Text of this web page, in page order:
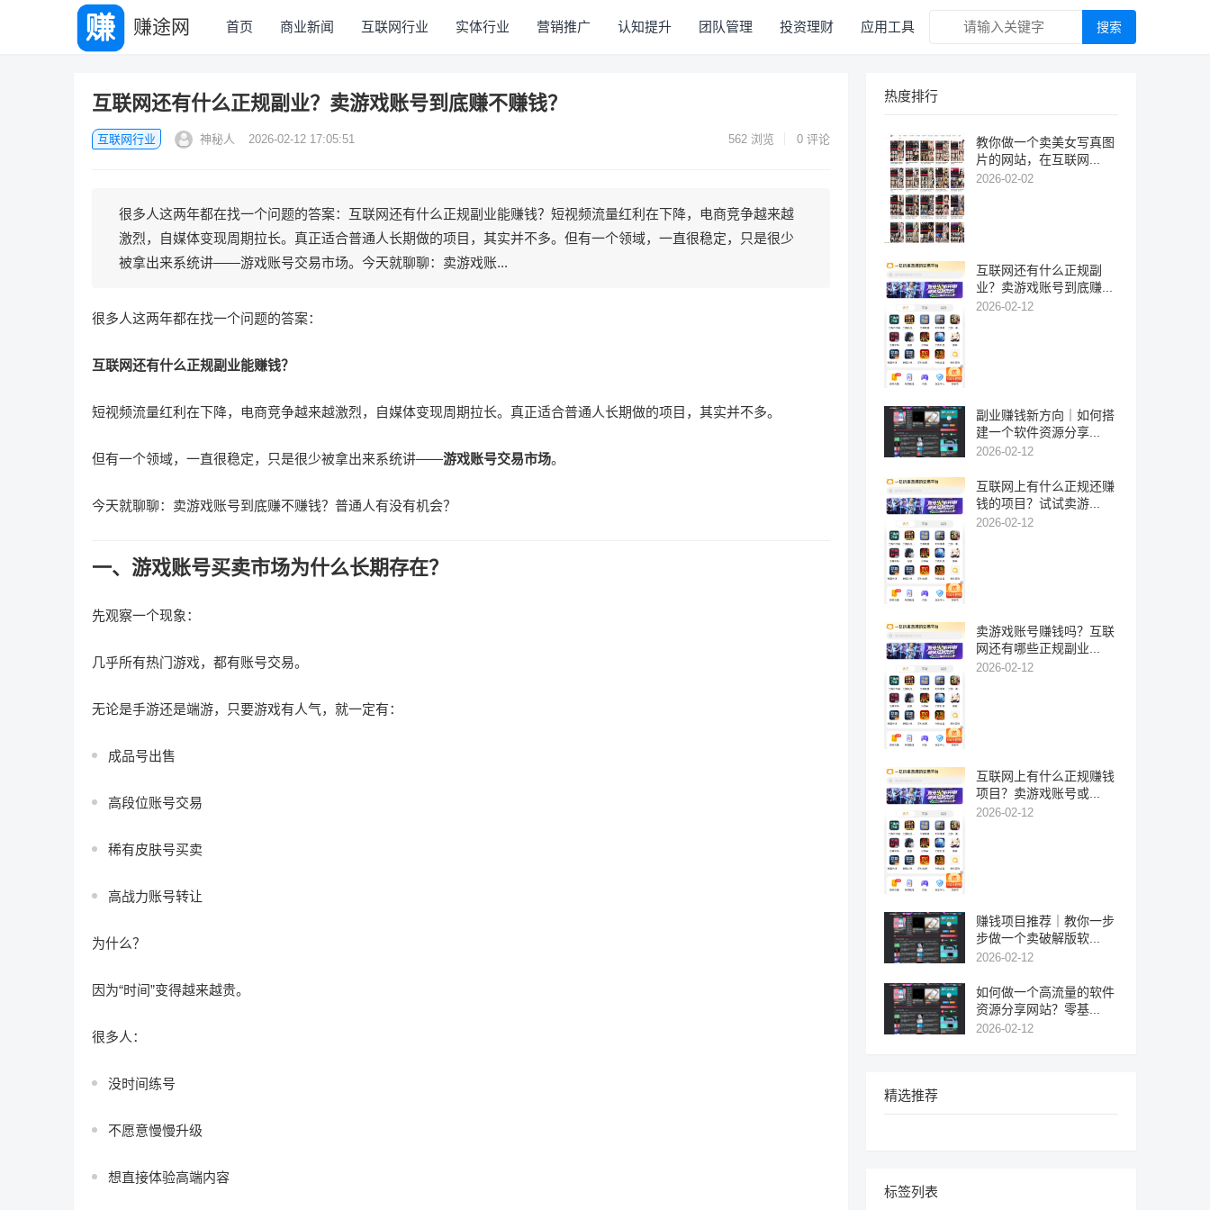
赚途网 首页 商业新闻 互联网行业 实体行业 营销推广 认知提升 团队管理 投资理财 应用工具 搜索
互联网还有什么正规副业？卖游戏账号到底赚不赚钱？
互联网行业 神秘人 2026-02-12 17:05:51 562 浏览 0 评论
很多人这两年都在找一个问题的答案：互联网还有什么正规副业能赚钱？短视频流量红利在下降，电商竞争越来越
激烈，自媒体变现周期拉长。真正适合普通人长期做的项目，其实并不多。但有一个领域，一直很稳定，只是很少
被拿出来系统讲——游戏账号交易市场。今天就聊聊：卖游戏账...
很多人这两年都在找一个问题的答案：
互联网还有什么正规副业能赚钱？
短视频流量红利在下降，电商竞争越来越激烈，自媒体变现周期拉长。真正适合普通人长期做的项目，其实并不多。
但有一个领域，一直很稳定，只是很少被拿出来系统讲——游戏账号交易市场。
今天就聊聊：卖游戏账号到底赚不赚钱？普通人有没有机会？
一、游戏账号买卖市场为什么长期存在？
先观察一个现象：
几乎所有热门游戏，都有账号交易。
无论是手游还是端游，只要游戏有人气，就一定有：
成品号出售
高段位账号交易
稀有皮肤号买卖
高战力账号转让
为什么？
因为“时间”变得越来越贵。
很多人：
没时间练号
不愿意慢慢升级
想直接体验高端内容
热度排行
教你做一个卖美女写真图
片的网站，在互联网...
2026-02-02
互联网还有什么正规副
业？卖游戏账号到底赚...
2026-02-12
副业赚钱新方向｜如何搭
建一个软件资源分享...
2026-02-12
互联网上有什么正规还赚
钱的项目？试试卖游...
2026-02-12
卖游戏账号赚钱吗？互联
网还有哪些正规副业...
2026-02-12
互联网上有什么正规赚钱
项目？卖游戏账号或...
2026-02-12
赚钱项目推荐｜教你一步
步做一个卖破解版软...
2026-02-12
如何做一个高流量的软件
资源分享网站？零基...
2026-02-12
精选推荐
标签列表